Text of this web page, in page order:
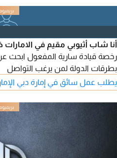
أنا شاب أثيوبي مقيم في الامارات
رخصة قيادة سارية المفعول ابحث
بطرقات الدولة لمن يرغب التواصل
يطلب عمل سائق في إمارة دبي